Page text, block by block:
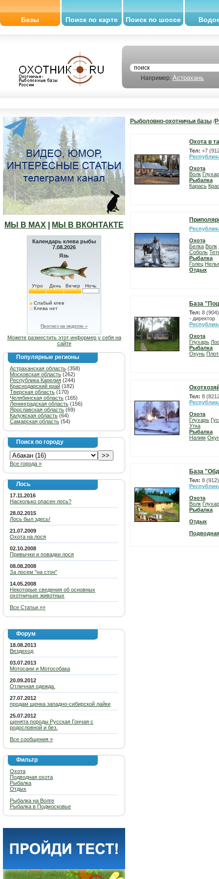
Базы Поиск по карте Поиск по шоссе
Например: Астрахань
МЫ В МАХ МЫ В ВКОНТАКТЕ
Календарь клева рыбы
7.08.2026
Язь
Утро День Вечер Ночь
Слабый клев
Клева нет
Прогноз на неделю »
Можете разместить этот информер у себя на
сайте
Популярные регионы
Астраханская область (358)
Московская область (262)
Республика Карелия (244)
Краснодарский край (182)
Тверская область (170)
Челябинская область (165)
Ленинградская область (156)
Ярославская область (69)
Калужская область (64)
Самарская область (54)
Поиск по городу
Все города »
Лось
17.11.2016
Насколько опасен лось?
28.02.2015
Лось был здесь!
21.07.2009
Охота на лося
02.10.2008
Привычки и повадки лося
08.08.2008
За лосем "на стон"
14.05.2008
Некоторые сведения об основных
охотничьих животных
Все Статьи »»
Форум
18.08.2013
Вездеход
03.07.2013
Мотосани и Мотособака
20.09.2012
Отличная одежда.
27.07.2012
продам щенка западно-сибирской лайки
25.07.2012
щенята породы Русская Гончая с
родословной и без.
Все сообщения »
Фильтр
Охота
Подводная охота
Рыбалка
Отдых
Рыбалка на Волге
Рыбалка в Подмосковье
Рыболовно-охотничьи базы /
Охота в
Тел: +7
Охота
Волк
Рыбалка
Карась
Охота
Белка Волк
Соболь
Рыбалка
Голец
Отдых
База
Тел: 8
- директор
Охота
Глухарь
Рыбалка
Окунь
Тел: 8
Охота
Глухарь
Утка
Рыбалка
Налим
База
Тел: 8
Охота
Волк
Рыбалка
Отдых